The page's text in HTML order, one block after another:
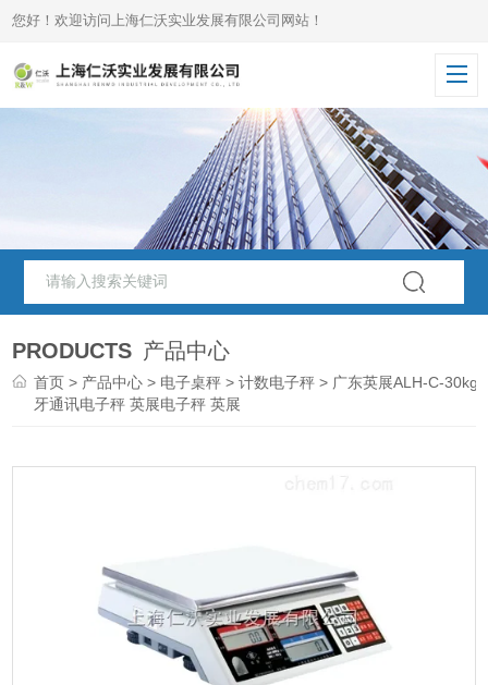
您好！欢迎访问上海仁沃实业发展有限公司网站！
PRODUCTS 产品中心
首页 > 产品中心 > 电子桌秤 >计数电子秤 > 广东英展ALH-C-30kg
牙通讯电子秤 英展电子秤 英展